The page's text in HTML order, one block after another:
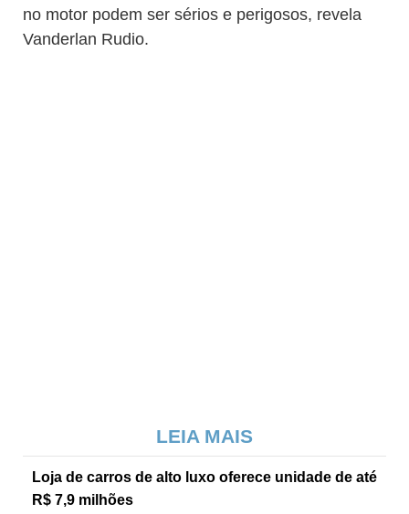
no motor podem ser sérios e perigosos, revela
Vanderlan Rudio.
LEIA MAIS
Loja de carros de alto luxo oferece unidade de até
R$ 7,9 milhões